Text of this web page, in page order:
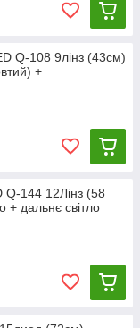
Q-108 9лінз (43см)
+
Q-144 12Лінз (58
+ дальнє світло